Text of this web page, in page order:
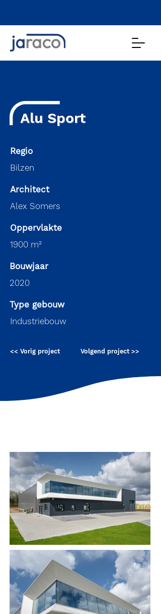
Alu Sport
Regio
Bilzen
Architect
Alex Somers
Oppervlakte
1900 m²
Bouwjaar
2020
Type gebouw
Industriebouw
<< Vorig project Volgend project >>